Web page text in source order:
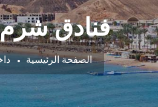
فنادق
الصفحة الرئيسية